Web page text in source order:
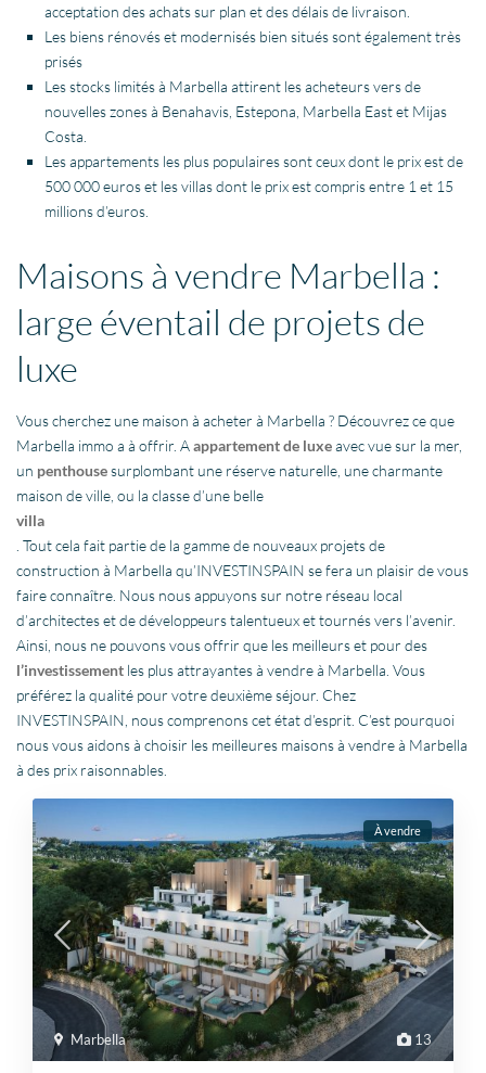
acceptation des achats sur plan et des délais de livraison.
Les biens rénovés et modernisés bien situés sont également très
prisés
Les stocks limités à Marbella attirent les acheteurs vers de
nouvelles zones à Benahavis Estepona Marbella East et Mijas
Costa.
Lesappartements les plus populaires sont ceux dont le prix est de
500 000 euros et lesvillasdont le prix est compris entre 1 et 15
millions d’euros.
Maisons à vendre Marbella :
large éventail de projets de
luxe
Vous cherchez une maison à acheter à Marbella ? Découvrez ce que
Marbella immo a à offrir. Aappartement de luxeavec vue sur la mer,
un penthousesurplombant une réserve naturelle, une charmante
maison de ville, ou la classe d’une belle
villa
. Tout cela fait partie de la gamme de nouveaux projets de
construction à Marbella qu’INVESTINSPAIN se fera un plaisir de vous
faire connaître. Nous nous appuyons sur notre réseau local
d’architectes et de développeurs talentueux et tournés vers l’avenir.
Ainsi, nous ne pouvons vous offrir que les meilleurs et pour des
l’investissement les plus attrayantes à vendre à Marbella. Vous
préférez la qualité pour votre deuxième séjour. Chez
INVESTINSPAIN, nous comprenons cet état d’esprit. C’est pourquoi
nous vous aidons à choisir les meilleures maisons à vendre à Marbella
à des prix raisonnables.
13
Marbella
À vendre